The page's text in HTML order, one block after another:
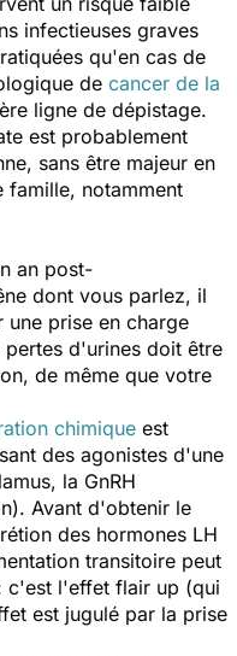
infectieuses graves
qu'en cas de
de cancer de la
ligne de dépistage.
est probablement
sans être majeur en
famille, notamment
an post-
dont vous parlez, il
prise en charge
d'urines doit être
de même que votre
chimique est
des agonistes d'une
la GnRH
Avant d'obtenir le
des hormones LH
transitoire peut
c'est l'effet flair up (qui
est jugulé par la prise